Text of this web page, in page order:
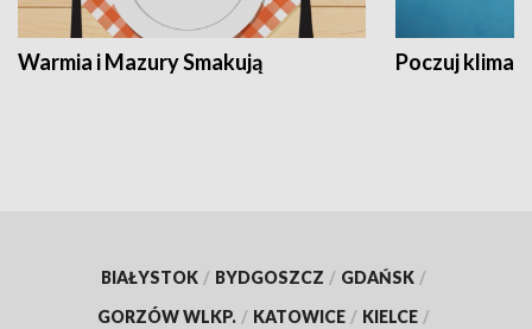
Warmia i Mazury Smakują Poczuj klimat
BIAŁYSTOK / BYDGOSZCZ / GDAŃSK /
GORZÓW WLKP. / KATOWICE / KIELCE /